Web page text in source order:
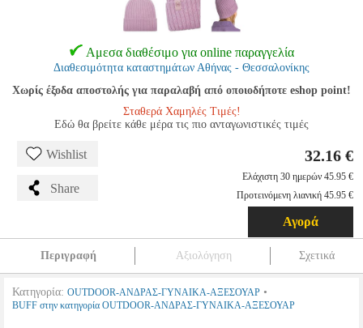
Αμεσα διαθέσιμο για online παραγγελία
Διαθεσιμότητα καταστημάτων Αθήνας - Θεσσαλονίκης
Χωρίς έξοδα αποστολής για παραλαβή από οποιοδήποτε eshop point!
Σταθερά Χαμηλές Τιμές!
Εδώ θα βρείτε κάθε μέρα τις πιο ανταγωνιστικές τιμές
Wishlist
Share
32.16 €
Ελάχιστη 30 ημερών 45.95 €
Προτεινόμενη λιανική 45.95 €
Αγορά
Περιγραφή Αξιολόγηση Σχετικά
Κατηγορία: OUTDOOR-ΑΝΔΡΑΣ-ΓΥΝΑΙΚΑ-ΑΞΕΣΟΥΑΡ •
BUFF στην κατηγορία OUTDOOR-ΑΝΔΡΑΣ-ΓΥΝΑΙΚΑ-ΑΞΕΣΟΥΑΡ